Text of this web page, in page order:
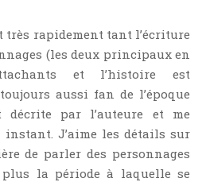
très rapidement tant l’écriture
(les deux principaux en
et l’histoire est
aussi fan de l’époque
par l’auteure et me
instant. J’aime les détails sur
de parler des personnages
la période à laquelle se